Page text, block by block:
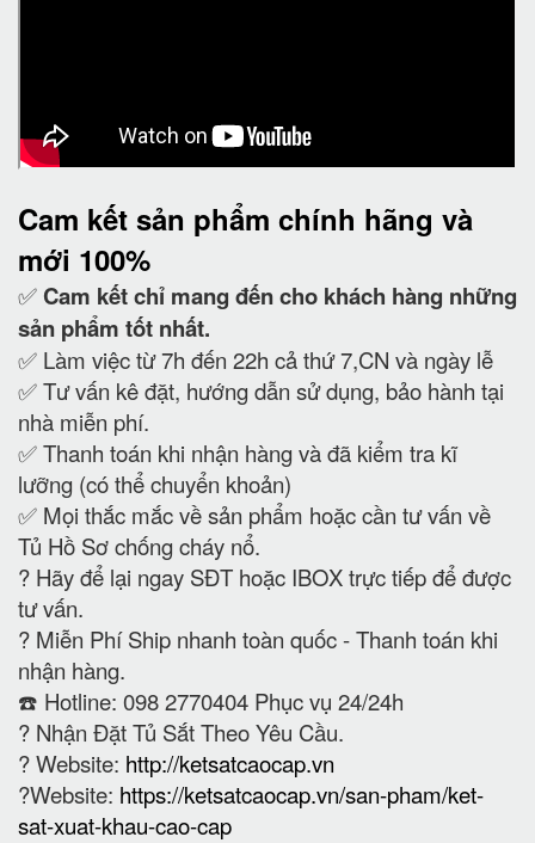
Cam kết sản phẩm chính hãng và
mới 100%
✅ Cam kếtchỉ mang đến cho khách hàng những
sản phẩm tốt nhất.
✅ Làm việc từ 7h đến 22h cả thứ 7,CN và ngày lễ
✅ Tư vấn kê đặt, hướng dẫn sử dụng, bảo hành tại
nhà miễn phí.
✅ Thanh toán khi nhận hàng và đã kiểm tra kĩ
lưỡng (có thể chuyển khoản)
✅ Mọi thắc mắc về sản phẩm hoặc cần tư vấn về
Tủ Hồ Sơ chống cháy nổ.
? Hãy để lại ngay SĐT hoặc IBOX trực tiếp để được
tư vấn.
? Miễn Phí Ship nhanh toàn quốc - Thanh toán khi
nhận hàng.
☎️ Hotline: 098 2770404 Phục vụ 24/24h
? Nhận Đặt Tủ Sắt Theo Yêu Cầu.
? Website: http://ketsatcaocap.vn
?Website: https://ketsatcaocap.vn/san-pham/ket-
sat-xuat-khau-cao-cap